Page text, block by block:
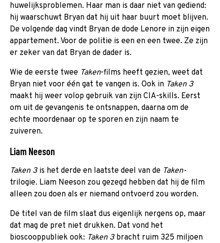
huwelijksproblemen. Haar man is daar niet van gediend:
hij waarschuwt Bryan dat hij uit haar buurt moet blijven.
De volgende dag vindt Bryan de dode Lenore in zijn eigen
appartement. Voor de politie is een en een twee. Ze zijn
er zeker van dat Bryan de dader is.
Wie de eerste twee Taken-films heeft gezien, weet dat
Bryan niet voor één gat te vangen is. Ook in Taken 3
maakt hij weer volop gebruik van zijn CIA-skills. Eerst
om uit de gevangenis te ontsnappen, daarna om de
echte moordenaar op te sporen en zijn naam te
zuiveren.
Liam Neeson
Taken 3is het derde en laatste deel van de Taken-
trilogie. Liam Neeson zou gezegd hebben dat hij de film
alleen zou doen als er niemand ontvoerd zou worden.
De titel van de film slaat dus eigenlijk nergens op, maar
dat mag de pret niet drukken. Dat vond het
bioscooppubliek ook: Taken 3 bracht ruim 325 miljoen